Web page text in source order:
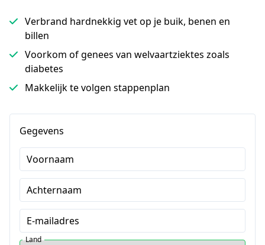
Verbrand hardnekkig vet op je buik, benen en
billen
Voorkom of genees van welvaartziektes zoals
diabetes
Makkelijk te volgen stappenplan
Gegevens
Voornaam
Achternaam
E-mailadres
Land